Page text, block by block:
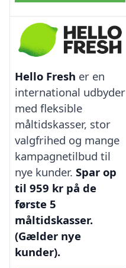
Hello Fresh er en
international udbyder
med fleksible
måltidskasser, stor
valgfrihed og mange
kampagnetilbud til
nye kunder. Spar op
til 959 kr på de
første 5
måltidskasser.
(Gælder nye
kunder).